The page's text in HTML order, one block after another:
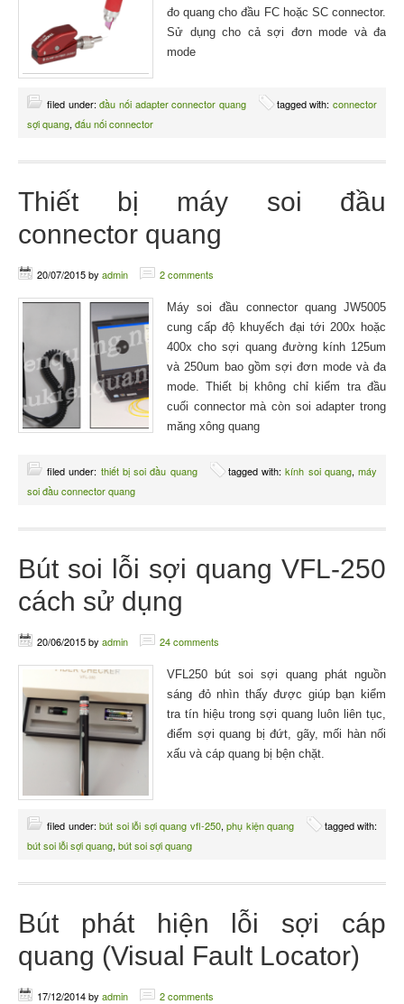
đo quang cho đầu FC hoặc SC connector.
Sử dụng cho cả sợi đơn mode và đa
mode
filed under:đầu nối adapter connector quang tagged with:connector
sợi quang, đấu nối connector
Thiết bị máy soi đầu
connector quang
20/07/2015by admin 2 comments
Máy soi đầu connector quang JW5005
cung cấp độ khuyếch đại tới 200x hoặc
400x cho sợi quang đường kính 125um
và 250um bao gồm sợi đơn mode và đa
mode. Thiết bị không chỉ kiểm tra đầu
cuối connector mà còn soi adapter trong
măng xông quang
filed under: thiết bị soi đầu quang tagged with:kính soi quang, máy
soi đầu connector quang
Bút soi lỗi sợi quang VFL-250
cách sử dụng
20/06/2015by admin 24 comments
VFL250 bút soi sợi quang phát nguồn
sáng đỏ nhìn thấy được giúp bạn kiểm
tra tín hiệu trong sợi quang luôn liên tục,
điểm sợi quang bị đứt, gãy, mối hàn nối
xấu và cáp quang bị bện chặt.
filed under: bút soi lỗi sợi quang vfl-250, phụ kiện quang
tagged with:
bút soi lỗi sợi quang, bút soi sợi quang
Bút phát hiện lỗi sợi cáp
quang (Visual Fault Locator)
17/12/2014by admin 2 comments